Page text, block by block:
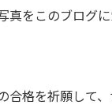
真をこのブログに
合格を祈願して